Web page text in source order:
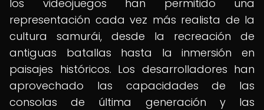
los videojuegos han permitido una
representación cada vez más realista de la
cultura samurái, desde la recreación de
antiguas batallas hasta la inmersión en
paisajes históricos. Los desarrolladores han
aprovechado las capacidades de las
consolas de última generación y las